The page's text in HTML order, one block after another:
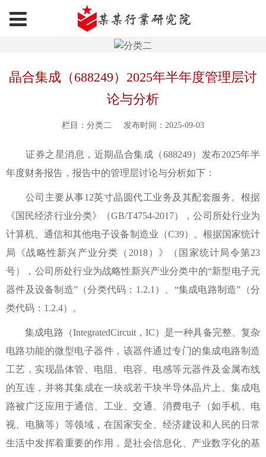
晶合集成（688249）2025年半年度管理层讨
论与分析
栏目：分类二 发布时间：2025-09-03
证券之星消息，近期晶合集成（688249）发布2025年半
年度财务报告，报告中的管理层讨论与分析如下：
公司主要从事12英寸晶圆代工业务及其配套服务。根据
《国民经济行业分类》（GB/T4754-2017），公司所处行业为
计算机、通信和其他电子设备制造业（C39）。根据国家统计
局《战略性新兴产业分类（2018）》（国家统计局令第23
号），公司所处行业为战略性新兴产业分类中的“新型电子元
器件及设备制造”（分类代码：1.2.1）、“集成电路制造”（分
类代码：1.2.4）。
集成电路（IntegratedCircuit，IC）是一种具备完整、复杂
电路功能的微型电子器件，该器件通过专门的集成电路制造
工艺，实现晶体管、电阻、电容、电感等元器件及金属布线
的互连，并将其集成在一块或若干块半导体晶片上。集成电
路被广泛应用于通信、工业、交通、消费电子（如手机、电
视、电脑等）等领域，在国家安全、经济建设和人民的日常
生活中发挥着重要的作用，是社会信息化、产业数字化的基